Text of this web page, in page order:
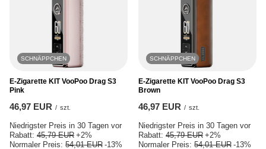
SCHNÄPPCHEN
E-Zigarette KIT VooPoo Drag S3
Pink
46,97 EUR / szt.
Niedrigster Preis in 30 Tagen vor
Rabatt: 45,79 EUR +2%
Normaler Preis: 54,01 EUR -13%
SCHNÄPPCHEN
E-Zigarette KIT VooPoo Drag S3
Brown
46,97 EUR / szt.
Niedrigster Preis in 30 Tagen vor
Rabatt: 45,79 EUR +2%
Normaler Preis: 54,01 EUR -13%